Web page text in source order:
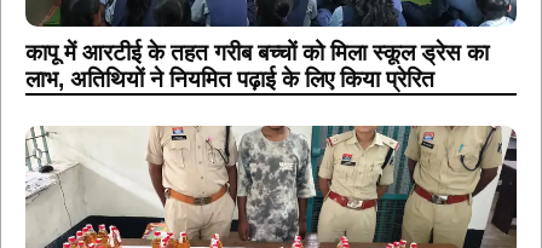
कापू में आरटीई के तहत गरीब बच्चों को मिला स्कूल ड्रेस का
लाभ, अतिथियों ने नियमित पढ़ाई के लिए किया प्रेरित